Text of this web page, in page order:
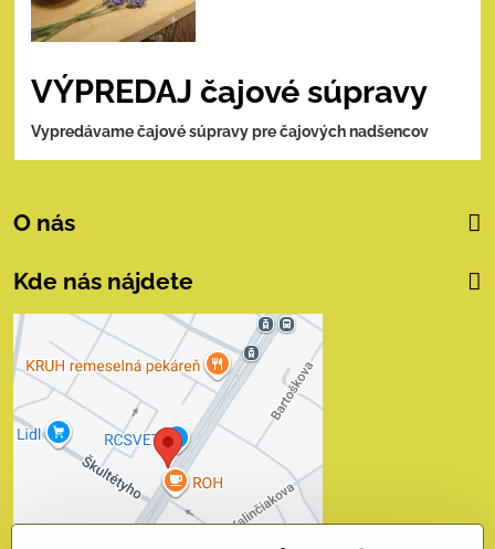
VÝPREDAJ čajové súpravy
Vypredávame čajové súpravy pre čajových nadšencov
O nás
Kde nás nájdete
Externý obsah je
blokovaný Voľbami
súkromia
Prajete si načítať externý obsah?
Povoliť tentokrát